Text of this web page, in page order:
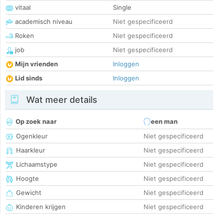
vitaal
Single
academisch niveau
Niet gespecificeerd
Roken
Niet gespecificeerd
job
Niet gespecificeerd
Mijn vrienden
Inloggen
Lid sinds
Inloggen
Wat meer details
Op zoek naar
een man
Ogenkleur
Niet gespecificeerd
Haarkleur
Niet gespecificeerd
Lichaamstype
Niet gespecificeerd
Hoogte
Niet gespecificeerd
Gewicht
Niet gespecificeerd
Kinderen krijgen
Niet gespecificeerd